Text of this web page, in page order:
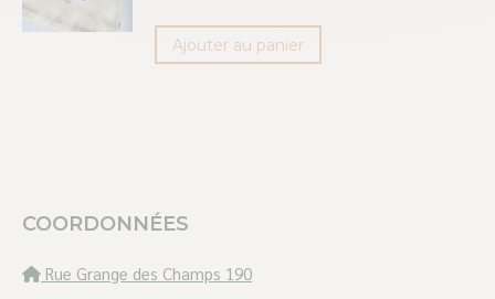
Ajouter au panier
COORDONNÉES
Rue Grange des Champs 190